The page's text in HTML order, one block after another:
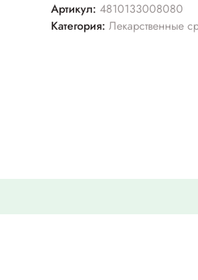
Артикул: 4810133008080
Категория: Лекарственные